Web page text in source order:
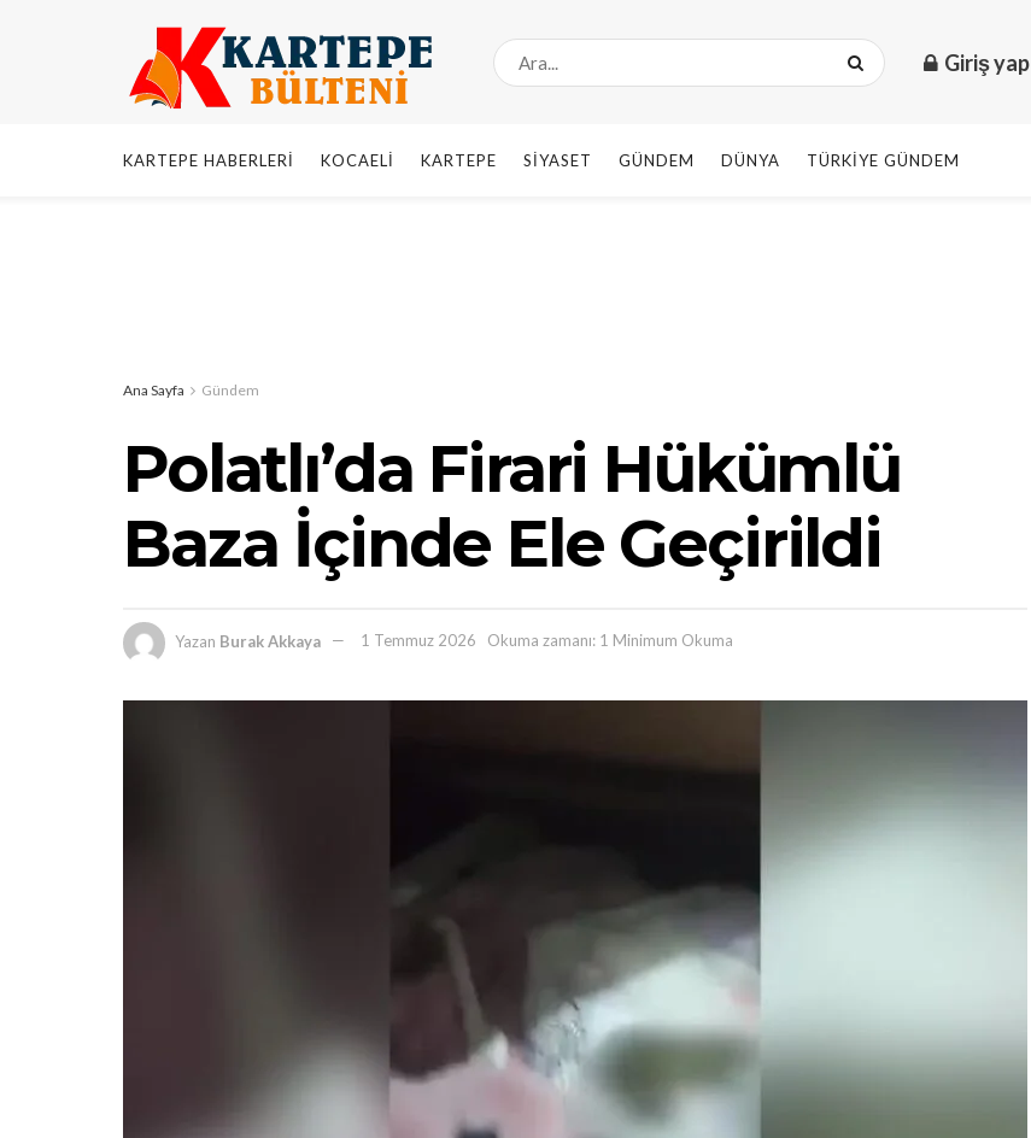
Giriş yap
KARTEPE HABERLERI KOCAELI KARTEPE SIYASET GÜNDEM DÜNYA TÜRKIYE GÜNDEM
Ana Sayfa Gündem
Polatlı’da Firari Hükümlü
Baza İçinde Ele Geçirildi
Yazan Burak Akkaya 1 Temmuz 2026 Okuma zamanı: 1 Minimum Okuma